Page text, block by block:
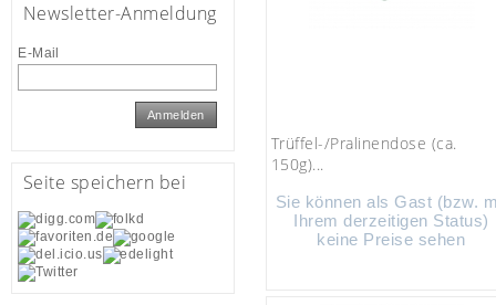
Trüffel-/Pralinendose (ca.
150g)...
Sie können als Gast (bzw.
Ihrem derzeitigen Status)
keine Preise sehen
Newsletter-Anmeldung
E-Mail
Anmelden
Seite speichern bei